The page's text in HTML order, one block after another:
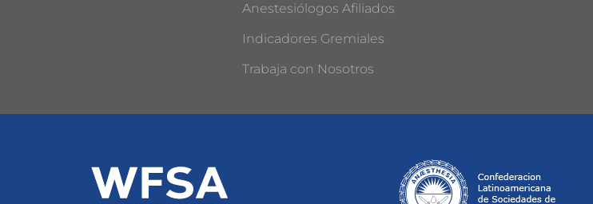
Anestesiólogos Afiliados
Indicadores Gremiales
Trabaja con Nosotros